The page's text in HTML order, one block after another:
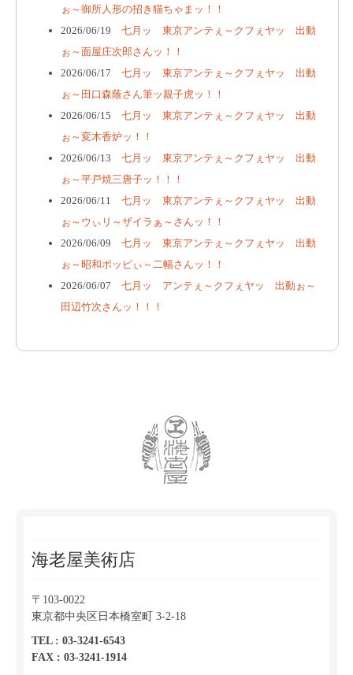
ぉ～御所人形の招き猫ちゃまッ！！
2026/06/19 七月ッ 東京アンテぇ～クフぇヤッ 出動
ぉ～面屋庄次郎さんッ！！
2026/06/17 七月ッ 東京アンテぇ～クフぇヤッ 出動
ぉ～田口森蔭さん筆ッ親子虎ッ！！
2026/06/15 七月ッ 東京アンテぇ～クフぇヤッ 出動
ぉ～変木香炉ッ！！
2026/06/13 七月ッ 東京アンテぇ～クフぇヤッ 出動
ぉ～平戸焼三唐子ッ！！！
2026/06/11
七月ッ 東京アンテぇ～クフぇヤッ 出動
ぉ～ウぃリ～ザイラぁ～さんッ！！
2026/06/09 七月ッ 東京アンテぇ～クフぇヤッ 出動
ぉ～昭和ポッピぃ～二幅さんッ！！
2026/06/07 七月ッ アンテぇ～クフぇヤッ 出動ぉ～
田辺竹次さんッ！！！
海老屋美術店
〒103-0022
東京都中央区日本橋室町 3-2-18
TEL : 03-3241-6543
FAX : 03-3241-1914